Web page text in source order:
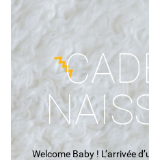
Welcome Baby ! L’arrivée